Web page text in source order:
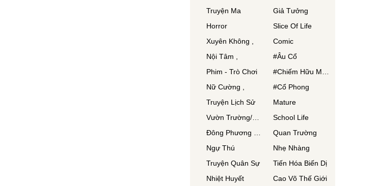
Truyện Ma
Giả Tưởng
Horror
Slice Of Life
Xuyên Không ,
Comic
Nội Tâm ,
#Âu Cổ
Phim - Trò Chơi
Nữ Cường ,
#Cổ Phong
Truyện Lịch Sử
Mature
School Life
Quan Trường
Ngự Thú
Nhẹ Nhàng
Truyện Quân Sự
Tiến Hóa Biến Dị
Nhiệt Huyết
Cao Võ Thế Giới